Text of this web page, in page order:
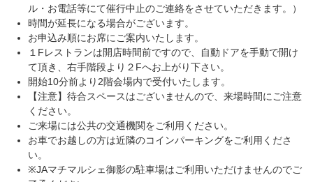
ル・お電話等にて催行中止のご連絡をさせていただきます。）
時間が延長になる場合がございます。
お申込み順にお席にご案内いたします。
１Fレストランは開店時間前ですので、自動ドアを手動で開け
て頂き、右手階段より２Fへお上がり下さい。
開始10分前より2階会場内で受付いたします。
【注意】待合スペースはございませんので、来場時間にご注意
ください。
ご来場には公共の交通機関をご利用ください。
お車でお越しの方は近隣のコインパーキングをご利用くださ
い。
※JAマチマルシェ御影の駐車場はご利用いただけませんのでご